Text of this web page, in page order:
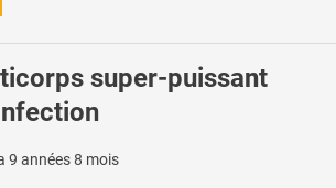
super-puissant
9 années 8 mois